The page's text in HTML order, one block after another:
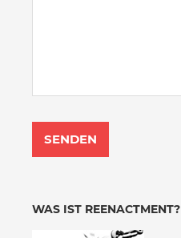
WAS IST REENACTMENT?